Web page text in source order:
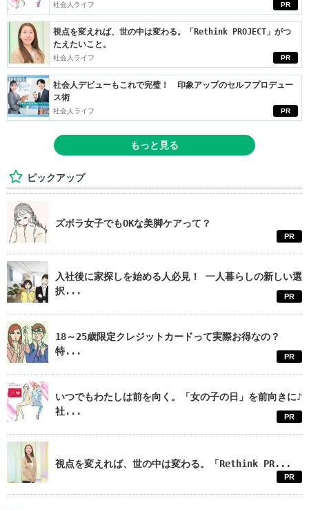
PR
社会人ライフ
PR
視点を変えれば、世の中は変わる。「Rethink PROJECT」がつ
たえたいこと。
社会人ライフ
PR
社会人デビューもこれで完璧！ 印象アップのセルフプロデュー
ス術
社会人ライフ
もっと見る
ピックアップ
ズボラ女子でもOKな美脚ケアって？
PR
入社後に家探しを始める人必見！ 一人暮らしの新しい選
択...
PR
18～25歳限定クレジットカードって実際お得なの？
特...
PR
いつでもわたしは前を向く。「女の子の日」を前向きに♪
社...
PR
視点を変えれば、世の中は変わる。「Rethink PR...
PR